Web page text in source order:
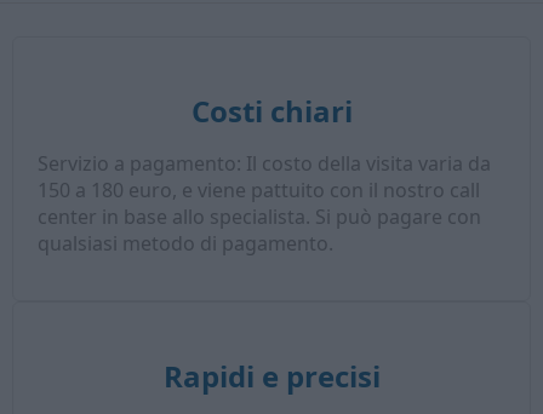
Costi chiari
Servizio a pagamento: Il costo della visita varia da
150 a 180 euro, e viene pattuito con il nostro call
center in base allo specialista. Si può pagare con
qualsiasi metodo di pagamento.
Rapidi e precisi